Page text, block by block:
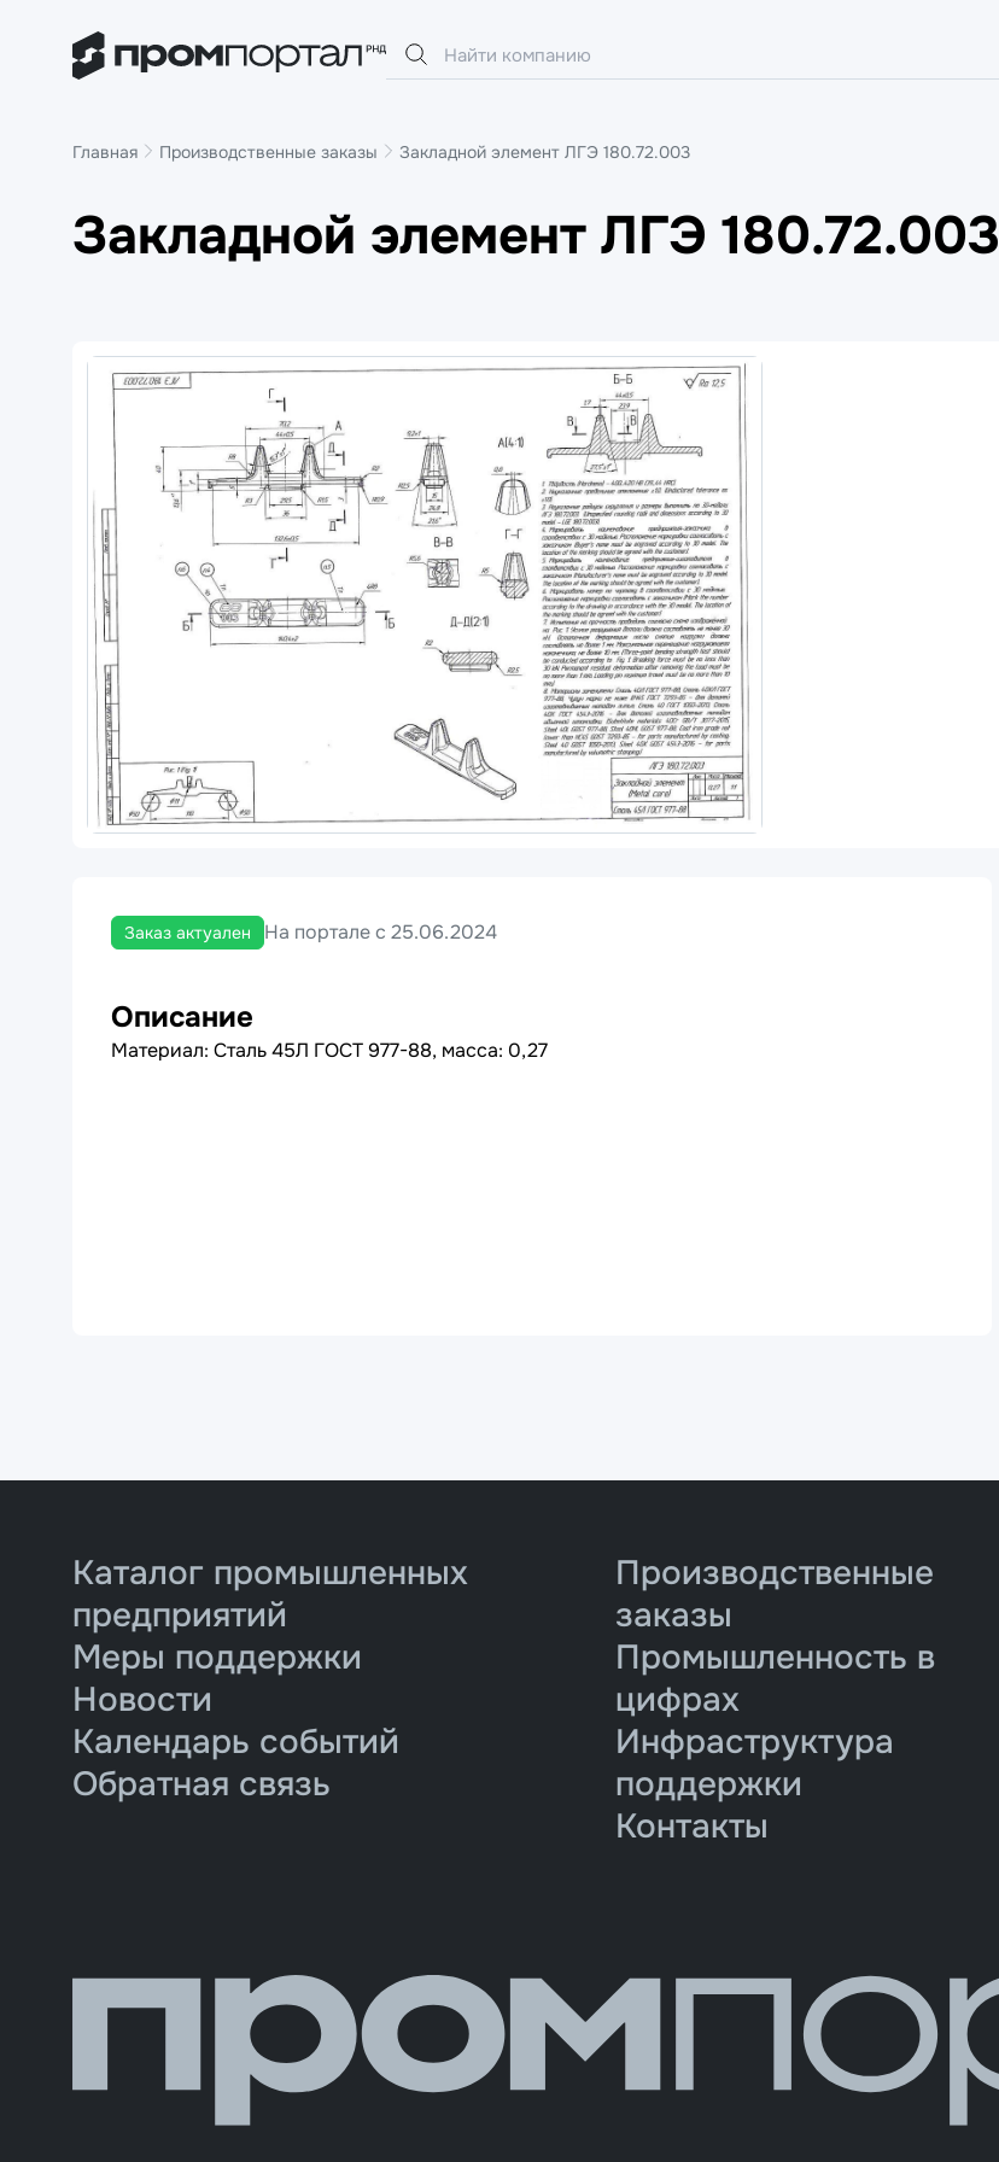
Главная Производственные заказы Закладной элемент ЛГЭ 180.72.003
Закладной элемент ЛГЭ 180.72.003
Заказ актуален На портале с 25.06.2024
Описание
Материал: Сталь 45Л ГОСТ 977-88, масса: 0,27
Каталог промышленных
предприятий
Меры поддержки
Новости
Календарь событий
Обратная связь
Производственные
заказы
Промышленность в
цифрах
Инфраструктура
поддержки
Контакты